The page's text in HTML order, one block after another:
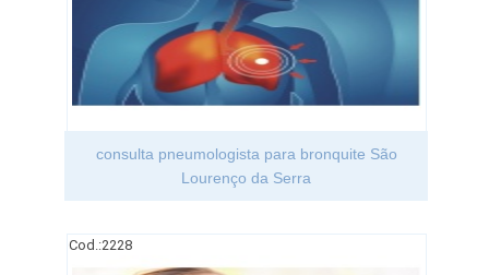
consulta pneumologista para bronquite São
Lourenço da Serra
Cod.:2228